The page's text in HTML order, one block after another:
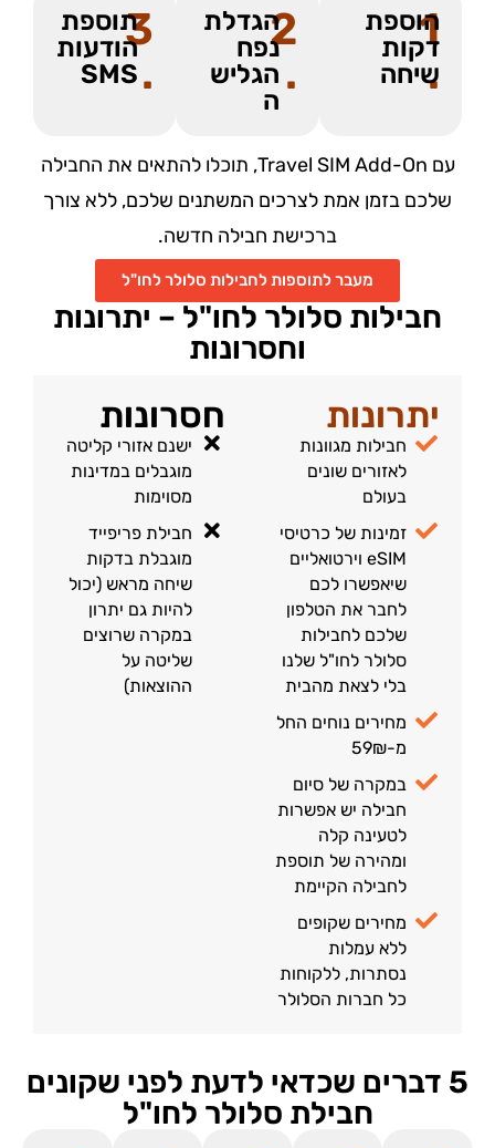
1
.
הוספת
דקות
שיחה
2
.
הגדלת
נפח
הגליש
ה
3
.
תוספת
הודעות
SMS
עם Travel SIM Add-On, תוכלו להתאים את החבילה
שלכם בזמן אמת לצרכים המשתנים שלכם, ללא צורך
ברכישת חבילה חדשה.
מעבר לתוספות לחבילות סלולר לחו"ל
חבילות סלולר לחו"ל – יתרונות
וחסרונות
יתרונות
חבילות מגוונות
לאזורים שונים
בעולם
זמינות של כרטיסי
eSIM וירטואליים
שיאפשרו לכם
לחבר את הטלפון
שלכם לחבילות
סלולר לחו"ל שלנו
בלי לצאת מהבית
מחירים נוחים החל
מ-59₪
במקרה של סיום
חבילה יש אפשרות
לטעינה קלה
ומהירה של תוספת
לחבילה הקיימת
מחירים שקופים
ללא עמלות
נסתרות, ללקוחות
כל חברות הסלולר
חסרונות
ישנם אזורי קליטה
מוגבלים במדינות
מסוימות
חבילת פריפייד
מוגבלת בדקות
שיחה מראש (יכול
להיות גם יתרון
במקרה שרוצים
שליטה על
ההוצאות)
5 דברים שכדאי לדעת לפני שקונים
חבילת סלולר לחו"ל